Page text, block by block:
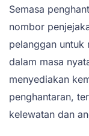
Semasa
nombor
pelanggan untuk
dalam masa
menyediakan
penghantaran,
kelewatan dan